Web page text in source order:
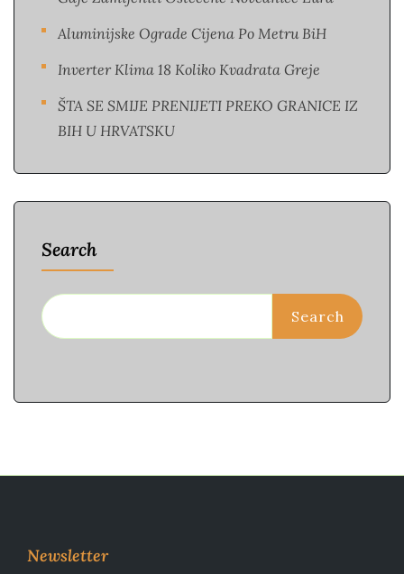
Aluminijske Ograde Cijena Po Metru BiH
Inverter Klima 18 Koliko Kvadrata Greje
ŠTA SE SMIJE PRENIJETI PREKO GRANICE IZ
BIH U HRVATSKU
Search
Search
Newsletter